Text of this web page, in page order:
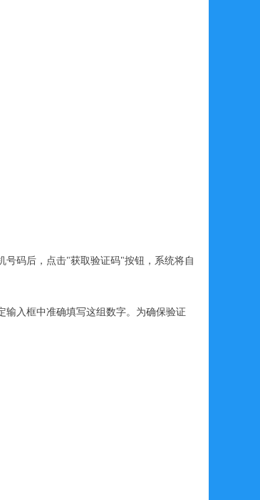
号码后，点击"获取验证码"按钮，系统将自
输入框中准确填写这组数字。为确保验证